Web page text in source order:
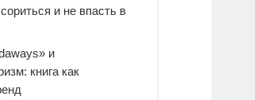
и не впасть в
и
книга как